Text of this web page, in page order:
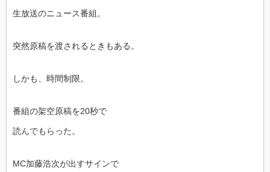
生放送のニュース番組。
突然原稿を渡されるときもある。
しかも、時間制限。
番組の架空原稿を20秒で
読んでもらった。
MC加藤浩次が出すサインで